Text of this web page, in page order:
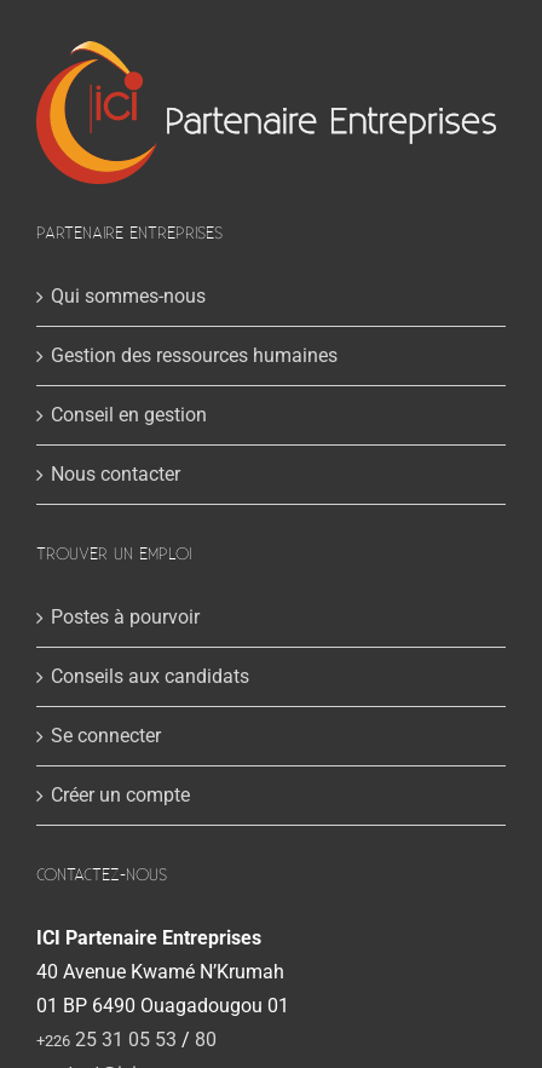
PARTENAIRE ENTREPRISES
Qui sommes-nous
Gestion des ressources humaines
Conseil en gestion
Nous contacter
TROUVER UN EMPLOI
Postes à pourvoir
Conseils aux candidats
Se connecter
Créer un compte
CONTACTEZ-NOUS
ICI Partenaire Entreprises
40 Avenue Kwamé N’Krumah
01 BP 6490 Ouagadougou 01
+226 25 31 05 53 / 80